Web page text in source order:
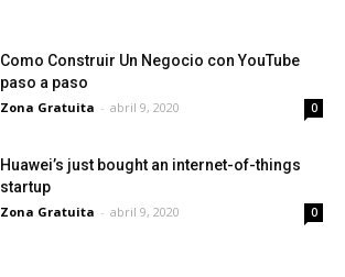
Como Construir Un Negocio con YouTube
paso a paso
Zona Gratuita - abril 9, 2020 0
Huawei’s just bought an internet-of-things
startup
Zona Gratuita - abril 9, 2020 0